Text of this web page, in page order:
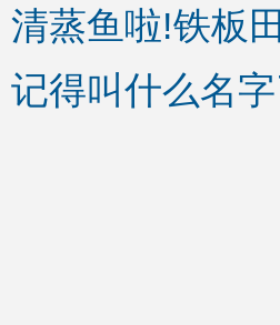
清蒸鱼啦!铁板
记得叫什么名